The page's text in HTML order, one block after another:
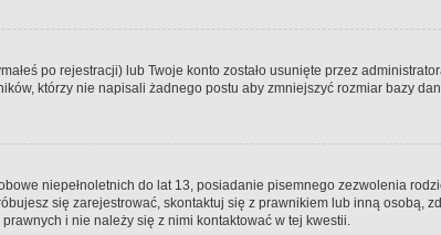
po rejestracji) lub Twoje konto zostało usunięte przez
którzy nie napisali żadnego postu aby zmniejszyć rozmiar bazy
niepełnoletnich do lat 13, posiadanie pisemnego zezwolenia
się zarejestrować, skontaktuj się z prawnikiem lub inną osobą,
i nie należy się z nimi kontaktować w tej kwestii.